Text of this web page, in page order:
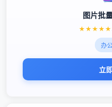
图片批
★ ★ ★ ★ ★
办
立